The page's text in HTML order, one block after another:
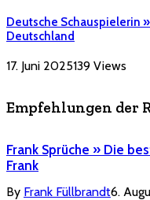
Deutsche Schauspielerin
Deutschland
17. Juni 2025139 Views
Empfehlungen der
Frank Sprüche » Die
Frank
By Frank Füllbrandt6.